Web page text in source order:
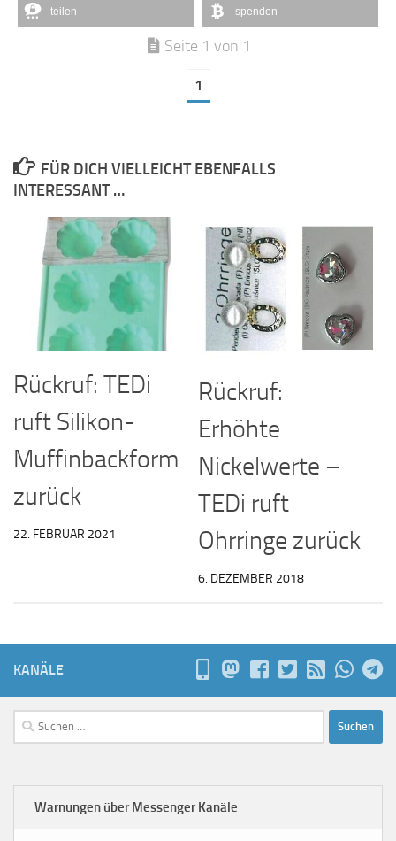
teilen spenden
Seite 1 von 1
1
FÜR DICH VIELLEICHT EBENFALLS
INTERESSANT …
Rückruf: TEDi
ruft Silikon-
Muffinbackform
zurück
22. FEBRUAR 2021
Rückruf:
Erhöhte
Nickelwerte –
TEDi ruft
Ohrringe zurück
6. DEZEMBER 2018
KANÄLE
Suchen
nach:
Warnungen über Messenger Kanäle